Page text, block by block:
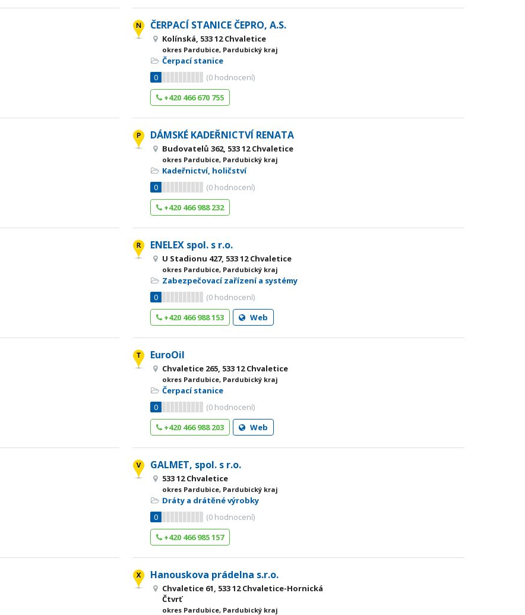
ČERPACÍ STANICE ČEPRO, A.S.
Kolínská, 533 12 Chvaletice
okres Pardubice, Pardubický kraj
Čerpací stanice
0
(0 hodnocení)
+420 466 670 755
DÁMSKÉ KADEŘNICTVÍ RENATA
Budovatelů 362, 533 12 Chvaletice
okres Pardubice, Pardubický kraj
Kadeřnictví, holičství
0
(0 hodnocení)
+420 466 988 232
ENELEX spol. s r.o.
U Stadionu 427, 533 12 Chvaletice
okres Pardubice, Pardubický kraj
Zabezpečovací zařízení a systémy
0
(0 hodnocení)
+420 466 988 153
Web
EuroOil
Chvaletice 265, 533 12 Chvaletice
okres Pardubice, Pardubický kraj
Čerpací stanice
0
(0 hodnocení)
+420 466 988 203
Web
GALMET, spol. s r.o.
533 12 Chvaletice
okres Pardubice, Pardubický kraj
Dráty a drátěné výrobky
0
(0 hodnocení)
+420 466 985 157
Hanouskova prádelna s.r.o.
Chvaletice 61, 533 12 Chvaletice-Hornická
Čtvrť
okres Pardubice, Pardubický kraj